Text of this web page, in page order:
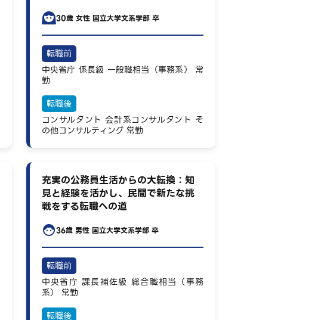
30歳 女性 国立大学文系学部 卒
転職前
中央省庁 係長級 一般職相当（事務系）
常
勤
転職後
コンサルタント 会計系コンサルタント そ
の他コンサルティング 常勤
充実の公務員生活からの大転換：知
見と経験を活かし、民間で新たな挑
戦をする転職への道
36歳 男性 国立大学文系学部 卒
転職前
中央省庁 課長補佐級 総合職相当（事務
系）
常勤
転職後